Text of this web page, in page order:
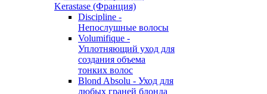
Kerastase (Франция)
Discipline -
Непослушные волосы
Volumifique -
Уплотняющий уход для
создания объема
тонких волос
Blond Absolu - Уход для
любых граней блонда